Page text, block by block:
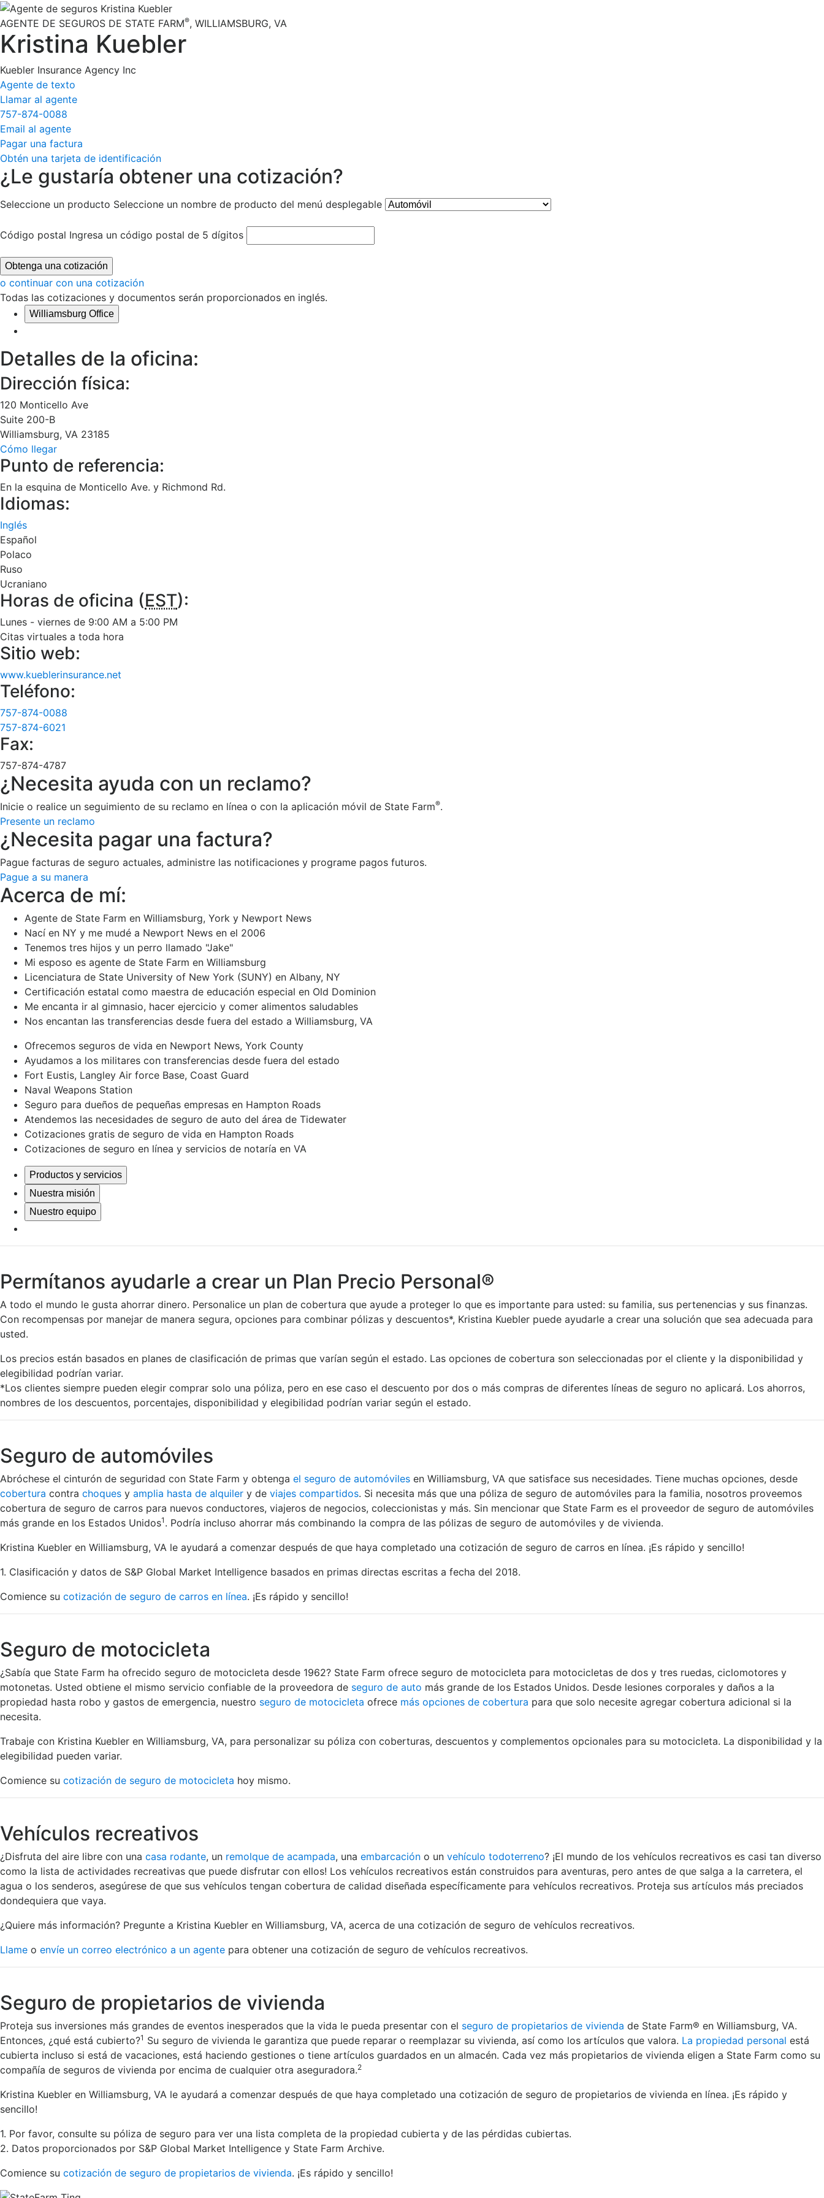
AGENTE DE SEGUROS DE STATE FARM®, WILLIAMSBURG, VA
Kristina Kuebler
Kuebler Insurance Agency Inc
Agente de texto
Llamar al agente
757-874-0088
Email al agente
Pagar una factura
Obtén una tarjeta de identificación
¿Le gustaría obtener una cotización?
Seleccione un producto Seleccione un nombre de producto del menú desplegable
Código postal Ingresa un código postal de 5 dígitos
Obtenga una cotización
o continuar con una cotización
Todas las cotizaciones y documentos serán proporcionados en inglés.
Williamsburg Office
Detalles de la oficina:
Dirección física:
120 Monticello Ave
Suite 200-B
Williamsburg, VA 23185
Cómo llegar
Punto de referencia:
En la esquina de Monticello Ave. y Richmond Rd.
Idiomas:
Inglés
Español
Polaco
Ruso
Ucraniano
Horas de oficina (EST):
Lunes - viernes de 9:00 AM a 5:00 PM
Citas virtuales a toda hora
Sitio web:
www.kueblerinsurance.net
Teléfono:
757-874-0088
757-874-6021
Fax:
757-874-4787
¿Necesita ayuda con un reclamo?
Inicie o realice un seguimiento de su reclamo en línea o con la aplicación móvil de State Farm®.
Presente un reclamo
¿Necesita pagar una factura?
Pague facturas de seguro actuales, administre las notificaciones y programe pagos futuros.
Pague a su manera
Acerca de mí:
Agente de State Farm en Williamsburg, York y Newport News
Nací en NY y me mudé a Newport News en el 2006
Tenemos tres hijos y un perro llamado "Jake"
Mi esposo es agente de State Farm en Williamsburg
Licenciatura de State University of New York (SUNY) en Albany, NY
Certificación estatal como maestra de educación especial en Old Dominion
Me encanta ir al gimnasio, hacer ejercicio y comer alimentos saludables
Nos encantan las transferencias desde fuera del estado a Williamsburg, VA
Ofrecemos seguros de vida en Newport News, York County
Ayudamos a los militares con transferencias desde fuera del estado
Fort Eustis, Langley Air force Base, Coast Guard
Naval Weapons Station
Seguro para dueños de pequeñas empresas en Hampton Roads
Atendemos las necesidades de seguro de auto del área de Tidewater
Cotizaciones gratis de seguro de vida en Hampton Roads
Cotizaciones de seguro en línea y servicios de notaría en VA
Productos y servicios
Nuestra misión
Nuestro equipo
Permítanos ayudarle a crear un Plan Precio Personal®
A todo el mundo le gusta ahorrar dinero. Personalice un plan de cobertura que ayude a proteger lo que es importante para usted: su familia, sus pertenencias y sus finanzas.
Con recompensas por manejar de manera segura, opciones para combinar pólizas y descuentos*, Kristina Kuebler puede ayudarle a crear una solución que sea adecuada para
usted.
Los precios están basados en planes de clasificación de primas que varían según el estado. Las opciones de cobertura son seleccionadas por el cliente y la disponibilidad y
elegibilidad podrían variar.
*Los clientes siempre pueden elegir comprar solo una póliza, pero en ese caso el descuento por dos o más compras de diferentes líneas de seguro no aplicará. Los ahorros,
nombres de los descuentos, porcentajes, disponibilidad y elegibilidad podrían variar según el estado.
Seguro de automóviles
Abróchese el cinturón de seguridad con State Farm y obtenga el seguro de automóviles en Williamsburg, VA que satisface sus necesidades. Tiene muchas opciones, desde
cobertura contra choques y amplia hasta de alquiler y de viajes compartidos. Si necesita más que una póliza de seguro de automóviles para la familia, nosotros proveemos
cobertura de seguro de carros para nuevos conductores, viajeros de negocios, coleccionistas y más. Sin mencionar que State Farm es el proveedor de seguro de automóviles
más grande en los Estados Unidos1 . Podría incluso ahorrar más combinando la compra de las pólizas de seguro de automóviles y de vivienda.
Kristina Kuebler en Williamsburg, VA le ayudará a comenzar después de que haya completado una cotización de seguro de carros en línea. ¡Es rápido y sencillo!
1. Clasificación y datos de S&P Global Market Intelligence basados en primas directas escritas a fecha del 2018.
Comience su cotización de seguro de carros en línea. ¡Es rápido y sencillo!
Seguro de motocicleta
¿Sabía que State Farm ha ofrecido seguro de motocicleta desde 1962? State Farm ofrece seguro de motocicleta para motocicletas de dos y tres ruedas, ciclomotores y
motonetas. Usted obtiene el mismo servicio confiable de la proveedora de seguro de auto más grande de los Estados Unidos. Desde lesiones corporales y daños a la
propiedad hasta robo y gastos de emergencia, nuestro seguro de motocicleta ofrece más opciones de cobertura para que solo necesite agregar cobertura adicional si la
necesita.
Trabaje con Kristina Kuebler en Williamsburg, VA, para personalizar su póliza con coberturas, descuentos y complementos opcionales para su motocicleta. La disponibilidad y la
elegibilidad pueden variar.
Comience su cotización de seguro de motocicleta hoy mismo.
Vehículos recreativos
¿Disfruta del aire libre con una casa rodante, un remolque de acampada, una embarcación o un vehículo todoterreno? ¡El mundo de los vehículos recreativos es casi tan diverso
como la lista de actividades recreativas que puede disfrutar con ellos! Los vehículos recreativos están construidos para aventuras, pero antes de que salga a la carretera, el
agua o los senderos, asegúrese de que sus vehículos tengan cobertura de calidad diseñada específicamente para vehículos recreativos. Proteja sus artículos más preciados
dondequiera que vaya.
¿Quiere más información? Pregunte a Kristina Kuebler en Williamsburg, VA, acerca de una cotización de seguro de vehículos recreativos.
Llame o envíe un correo electrónico a un agente para obtener una cotización de seguro de vehículos recreativos.
Seguro de propietarios de vivienda
Proteja sus inversiones más grandes de eventos inesperados que la vida le pueda presentar con el seguro de propietarios de vivienda de State Farm® en Williamsburg, VA.
Entonces, ¿qué está cubierto?1 Su seguro de vivienda le garantiza que puede reparar o reemplazar su vivienda, así como los artículos que valora. La propiedad personal está
cubierta incluso si está de vacaciones, está haciendo gestiones o tiene artículos guardados en un almacén. Cada vez más propietarios de vivienda eligen a State Farm como su
compañía de seguros de vivienda por encima de cualquier otra aseguradora.2
Kristina Kuebler en Williamsburg, VA le ayudará a comenzar después de que haya completado una cotización de seguro de propietarios de vivienda en línea. ¡Es rápido y
sencillo!
1. Por favor, consulte su póliza de seguro para ver una lista completa de la propiedad cubierta y de las pérdidas cubiertas.
2. Datos proporcionados por S&P Global Market Intelligence y State Farm Archive.
Comience su cotización de seguro de propietarios de vivienda. ¡Es rápido y sencillo!